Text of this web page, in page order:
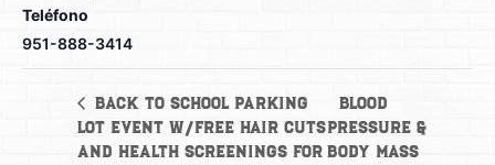
Teléfono
951-888-3414
Back to School Parking
Lot Event w/free hair cuts
and health screenings for
Blood
Pressure &
Body Mass